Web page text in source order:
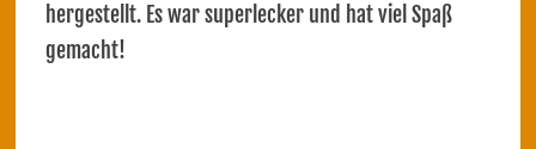
hergestellt. Es war superlecker und hat viel Spaß
gemacht!